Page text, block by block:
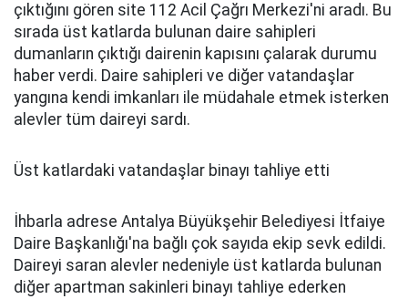
çıktığını gören site 112 Acil Çağrı Merkezi'ni aradı. Bu
sırada üst katlarda bulunan daire sahipleri
dumanların çıktığı dairenin kapısını çalarak durumu
haber verdi. Daire sahipleri ve diğer vatandaşlar
yangına kendi imkanları ile müdahale etmek isterken
alevler tüm daireyi sardı.
Üst katlardaki vatandaşlar binayı tahliye etti
İhbarla adrese Antalya Büyükşehir Belediyesi İtfaiye
Daire Başkanlığı'na bağlı çok sayıda ekip sevk edildi.
Daireyi saran alevler nedeniyle üst katlarda bulunan
diğer apartman sakinleri binayı tahliye ederken